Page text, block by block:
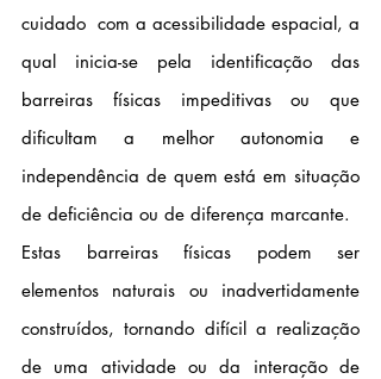
cuidado  com a acessibilidade espacial, a
qual inicia-se pela identificação das
barreiras físicas impeditivas ou que
dificultam a melhor autonomia e
independência de quem está em situação
de deficiência ou de diferença marcante.
Estas barreiras físicas podem ser
elementos naturais ou inadvertidamente
construídos, tornando difícil a realização
de uma atividade ou da interação de